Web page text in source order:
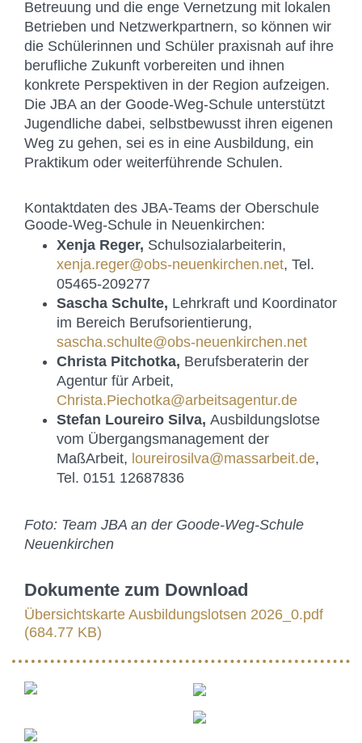
Betreuung und die enge Vernetzung mit lokalen
Betrieben und Netzwerkpartnern, so können wir
die Schülerinnen und Schüler praxisnah auf ihre
berufliche Zukunft vorbereiten und ihnen
konkrete Perspektiven in der Region aufzeigen.
Die JBA an der Goode-Weg-Schule unterstützt
Jugendliche dabei, selbstbewusst ihren eigenen
Weg zu gehen, sei es in eine Ausbildung, ein
Praktikum oder weiterführende Schulen.
Kontaktdaten des JBA-Teams der Oberschule
Goode-Weg-Schule in Neuenkirchen:
Xenja Reger, Schulsozialarbeiterin,
xenja.reger@obs-neuenkirchen.net, Tel.
05465-209277
Sascha Schulte, Lehrkraft und Koordinator
im Bereich Berufsorientierung,
sascha.schulte@obs-neuenkirchen.net
Christa Pitchotka, Berufsberaterin der
Agentur für Arbeit,
Christa.Piechotka@arbeitsagentur.de
Stefan Loureiro Silva, Ausbildungslotse
vom Übergangsmanagement der
MaßArbeit, loureirosilva@massarbeit.de,
Tel. 0151 12687836
Foto: Team JBA an der Goode-Weg-Schule
Neuenkirchen
Dokumente zum Download
Übersichtskarte Ausbildungslotsen 2026_0.pdf
(684.77 KB)